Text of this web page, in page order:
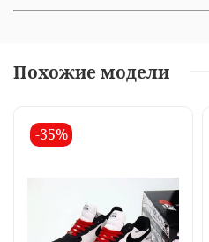
Похожие модели
-35%